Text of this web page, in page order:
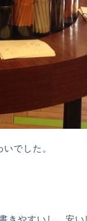
でした。
やすいし、安い